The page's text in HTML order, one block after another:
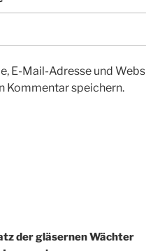
E-Mail-Adresse und
Kommentar speichern.
der gläsernen Wächter